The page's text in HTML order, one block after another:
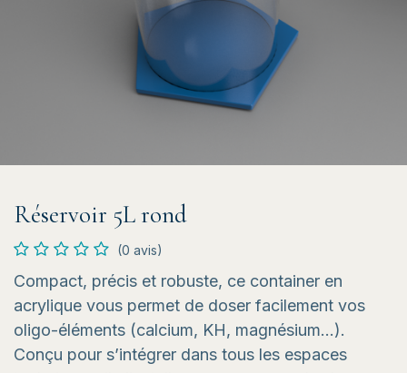
Réservoir 5L rond
(0 avis)
Compact, précis et robuste, ce container en
acrylique vous permet de doser facilement vos
oligo-éléments (calcium, KH, magnésium…).
Conçu pour s’intégrer dans tous les espaces